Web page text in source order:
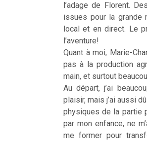
l’adage de Florent.
issues pour la grande
local et en direct. Le
l’aventure!
Quant à moi, Marie-
pas à la production
main, et surtout
Au départ, j’ai
plaisir, mais j’ai aussi
physiques de la partie
par mon enfance, ne
me former pour